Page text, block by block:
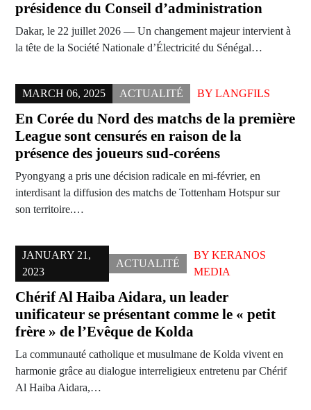
présidence du Conseil d’administration
Dakar, le 22 juillet 2026 — Un changement majeur intervient à
la tête de la Société Nationale d’Électricité du Sénégal…
MARCH 06, 2025 ACTUALITÉ BY LANGFILS
En Corée du Nord des matchs de la première
League sont censurés en raison de la
présence des joueurs sud-coréens
Pyongyang a pris une décision radicale en mi-février, en
interdisant la diffusion des matchs de Tottenham Hotspur sur
son territoire.…
JANUARY 21,
2023
ACTUALITÉ
BY KERANOS
MEDIA
Chérif Al Haiba Aidara, un leader
unificateur se présentant comme le « petit
frère » de l’Evêque de Kolda
La communauté catholique et musulmane de Kolda vivent en
harmonie grâce au dialogue interreligieux entretenu par Chérif
Al Haiba Aidara,…